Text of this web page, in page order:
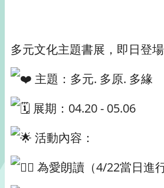
多元文化主題書展，即日登場
主題：多元. 多原. 多緣
展期：04.20 - 05.06
活動內容：
為愛朗讀（4/22當日進